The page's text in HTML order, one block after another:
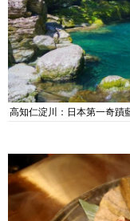
高知仁淀川：日本第一奇蹟